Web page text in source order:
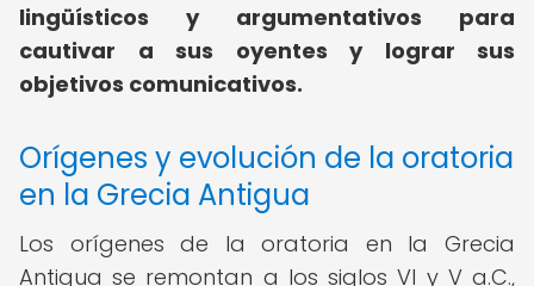
lingüísticos y argumentativos para
cautivar a sus oyentes y lograr sus
objetivos comunicativos.
Orígenes y evolución de la oratoria
en la Grecia Antigua
Los orígenes de la oratoria en la Grecia
Antigua se remontan a los siglos VI y V a.C.,